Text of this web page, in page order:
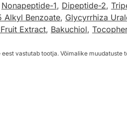
Nonapeptide-1, Dipeptide-2,
Alkyl Benzoate, Glycyrrhiza
Extract, Bakuchiol,
vastutab tootja. Võimalike